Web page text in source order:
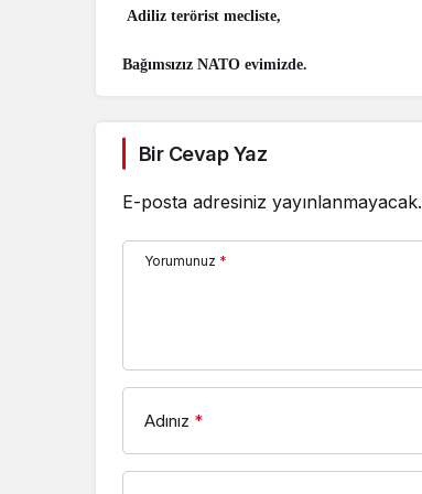
Adiliz terörist mecliste,
Bağımsızız NATO evimizde.
Bir Cevap Yaz
E-posta adresiniz yayınlanmayacak.
Yorumunuz *
Adınız *